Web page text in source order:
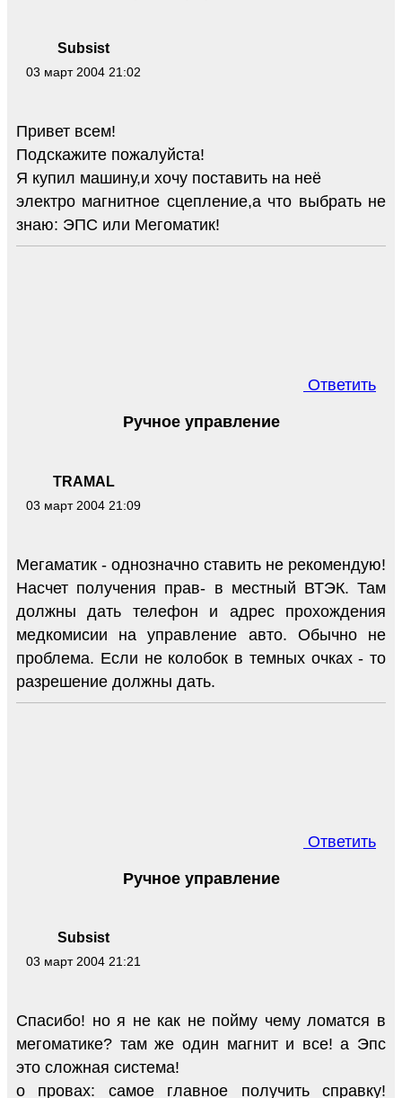
Subsist
03 март 2004 21:02
Привет всем!
Подскажите пожалуйста!
Я купил машину,и хочу поставить на неё
электро магнитное сцепление,а что выбрать не
знаю: ЭПС или Мегоматик!
Ответить
TRAMAL
03 март 2004 21:09
Ручное управление
Мегаматик - однозначно ставить не рекомендую!
Насчет получения прав- в местный ВТЭК. Там
должны дать телефон и адрес прохождения
медкомисии на управление авто. Обычно не
проблема. Если не колобок в темных очках - то
разрешение должны дать.
Ответить
Subsist
03 март 2004 21:21
Ручное управление
Спасибо! но я не как не пойму чему ломатся в
мегоматике? там же один магнит и все! а Эпс
это сложная система!
о провах: самое главное получить справку!